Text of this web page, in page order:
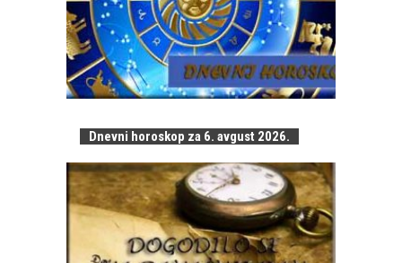
Dnevni horoskop za 6. avgust 2026.